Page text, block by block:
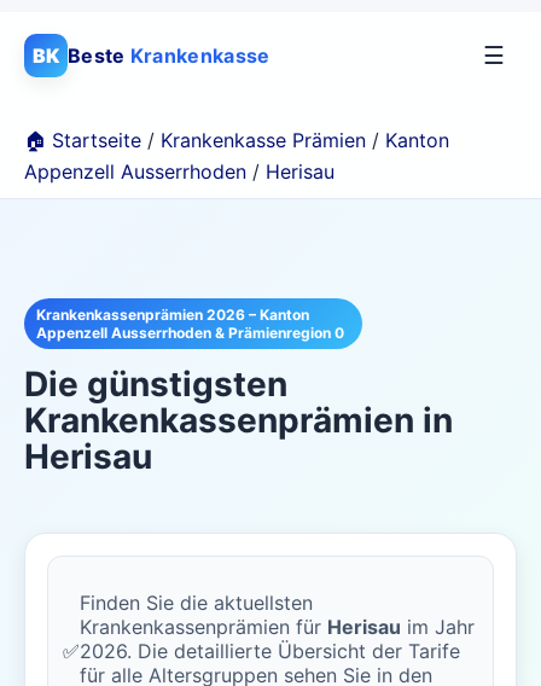
BK Beste Krankenkasse ☰
🏠 Startseite / Krankenkasse Prämien / Kanton
Appenzell Ausserrhoden / Herisau
Krankenkassenprämien 2026 – Kanton
Appenzell Ausserrhoden & Prämienregion 0
Die günstigsten
Krankenkassenprämien in
Herisau
✅
Finden Sie die aktuellsten
Krankenkassenprämien für Herisau im Jahr
2026. Die detaillierte Übersicht der Tarife
für alle Altersgruppen sehen Sie in den